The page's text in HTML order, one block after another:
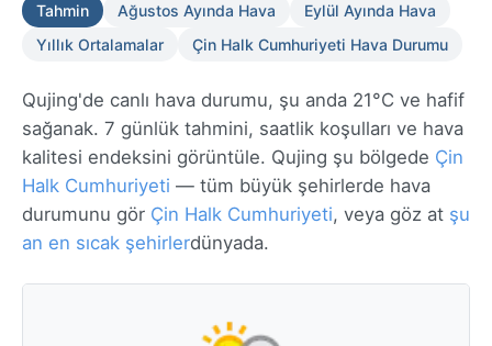
Tahmin Ağustos Ayında Hava
Eylül Ayında Hava
Yıllık Ortalamalar
Çin Halk Cumhuriyeti Hava Durumu
Qujing'de canlı hava durumu, şu anda 21°C ve hafif
sağanak. 7 günlük tahmini, saatlik koşulları ve hava
kalitesi endeksini görüntüle. Qujing şu bölgede Çin
Halk Cumhuriyeti — tüm büyük şehirlerde hava
durumunu gör Çin Halk Cumhuriyeti, veya göz at şu
an en sıcak şehirlerdünyada.